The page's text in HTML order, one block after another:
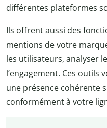
différentes plateformes
Ils offrent aussi des
mentions de votre
les utilisateurs, analyser
l’engagement. Ces
une présence cohérente
conformément à votre